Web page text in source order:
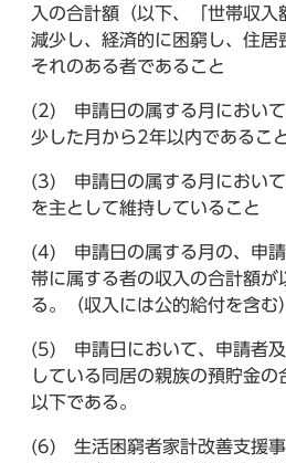
入の合計額（以下、「世帯収入
減少し、経済的に困窮し、住居
それのある者であること
(2) 申請日の属する月におい
少した月から2年以内であるこ
(3) 申請日の属する月におい
を主として維持していること
(4) 申請日の属する月の、申
帯に属する者の収入の合計額が
る。（収入には公的給付を含
(5) 申請日において、申請者及
している同居の親族の預貯金
以下である。
(6) 生活困窮者家計改善支援事